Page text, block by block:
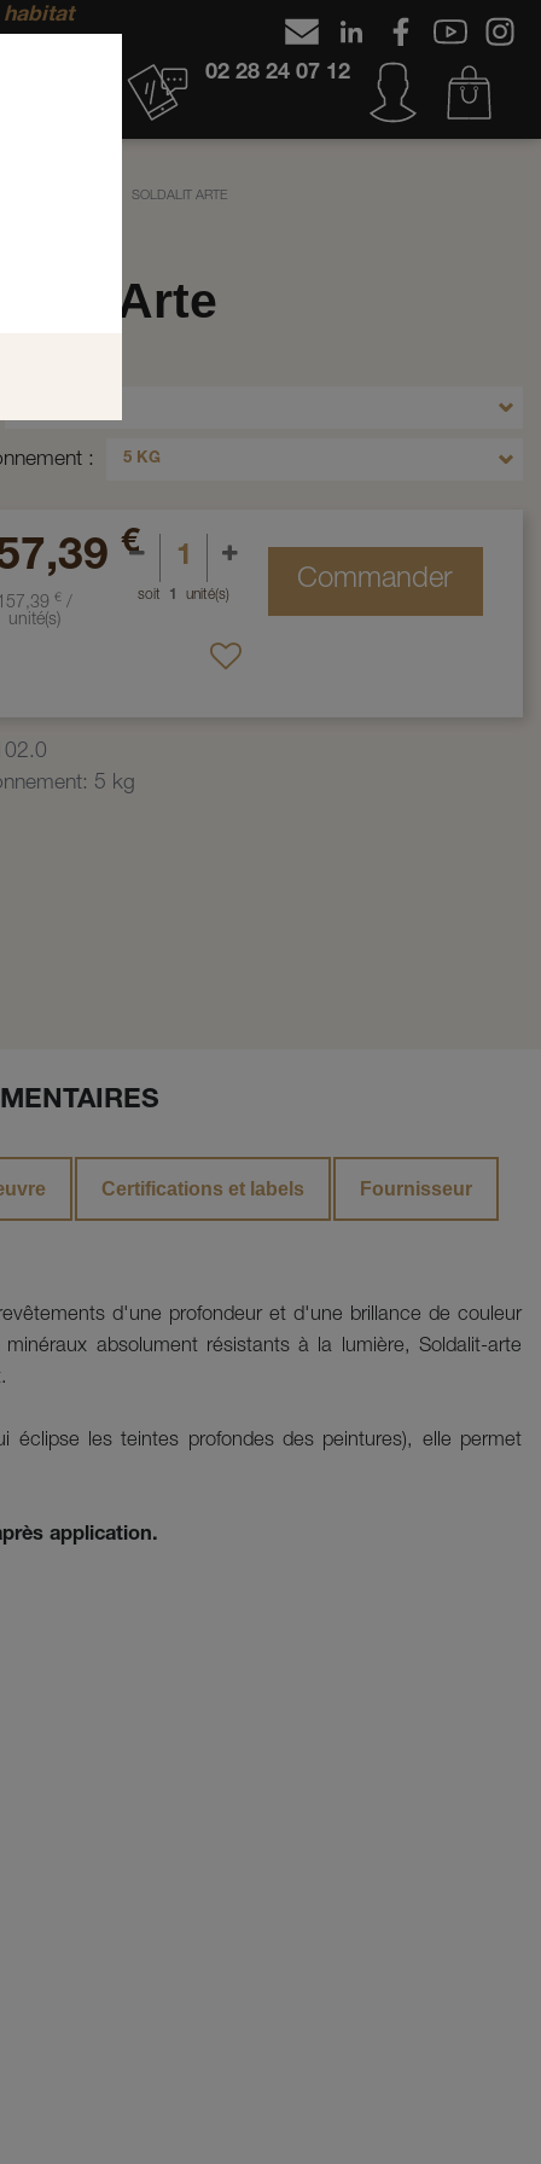
habitat
02 28 24 07 12
SOLDALIT ARTE
Arte
5 KG
€
€ /
unité(s)
soit 1 unité(s) Commander
: 5 kg
Certifications et labels Fournisseur
d'une profondeur et d'une brillance de couleur
absolument résistants à la lumière, Soldalit-arte
éclipse les teintes profondes des peintures), elle permet
application.